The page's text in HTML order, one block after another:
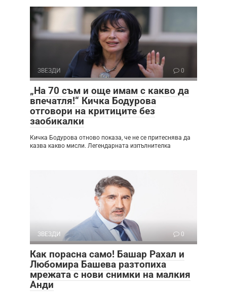
ЗВЕЗДИ 0
„На 70 съм и още имам с какво да
впечатля!“ Кичка Бодурова
отговори на критиците без
заобикалки
Кичка Бодурова отново показа, че не се притеснява да
казва какво мисли. Легендарната изпълнителка
ЗВЕЗДИ 0
Как порасна само! Башар Рахал и
Любомира Башева разтопиха
мрежата с нови снимки на малкия
Анди